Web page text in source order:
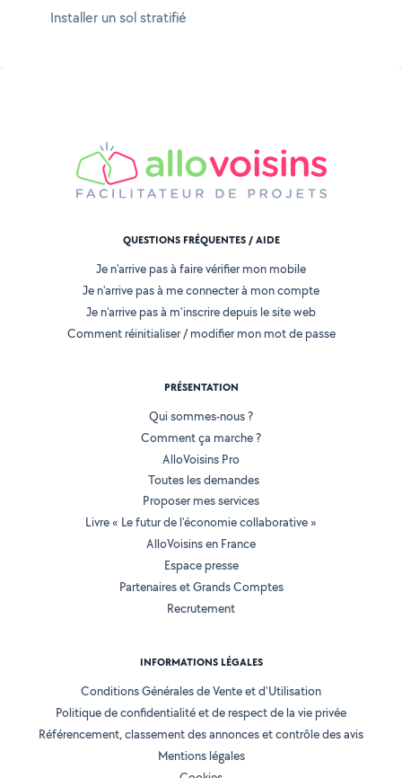
Installer un sol stratifié
QUESTIONS FRÉQUENTES / AIDE
Je n'arrive pas à faire vérifier mon mobile
Je n'arrive pas à me connecter à mon compte
Je n'arrive pas à m'inscrire depuis le site web
Comment réinitialiser / modifier mon mot de passe
PRÉSENTATION
Qui sommes-nous ?
Comment ça marche ?
AlloVoisins Pro
Toutes les demandes
Proposer mes services
Livre « Le futur de l'économie collaborative »
AlloVoisins en France
Espace presse
Partenaires et Grands Comptes
Recrutement
INFORMATIONS LÉGALES
Conditions Générales de Vente et d'Utilisation
Politique de confidentialité et de respect de la vie privée
Référencement, classement des annonces et contrôle des avis
Mentions légales